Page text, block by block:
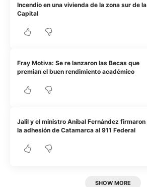
Incendio en una vivienda de la zona sur de la
Capital
Fray Motiva: Se re lanzaron las Becas que
premian el buen rendimiento académico
Jalil y el ministro Aníbal Fernández firmaron
la adhesión de Catamarca al 911 Federal
SHOW MORE